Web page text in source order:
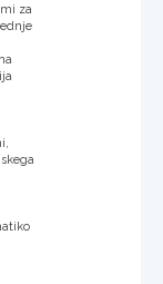
za